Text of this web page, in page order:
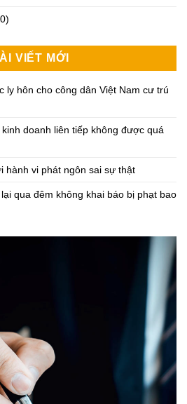
VIẾT MỚI
ly hôn cho công dân Việt Nam cư trú
doanh liên tiếp không được quá
hành vi phát ngôn sai sự thật
qua đêm không khai báo bị phạt bao